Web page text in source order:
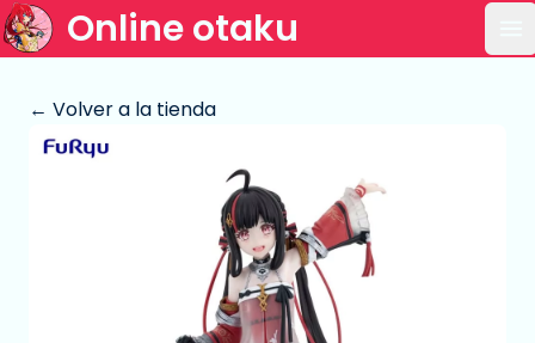
Online otaku
← Volver a la tienda